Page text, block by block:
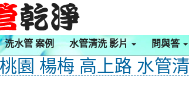
洗水管 案例 水管清洗 影片 問與答
園 楊梅 高上路 水管